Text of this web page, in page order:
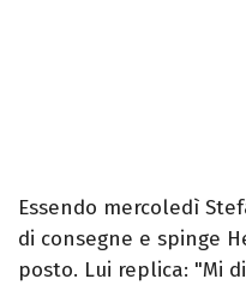
Essendo mercoledì
di consegne e spinge
posto. Lui replica: "Mi